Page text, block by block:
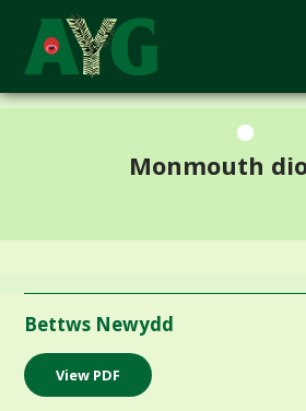
Monmouth
Bettws Newydd
View PDF